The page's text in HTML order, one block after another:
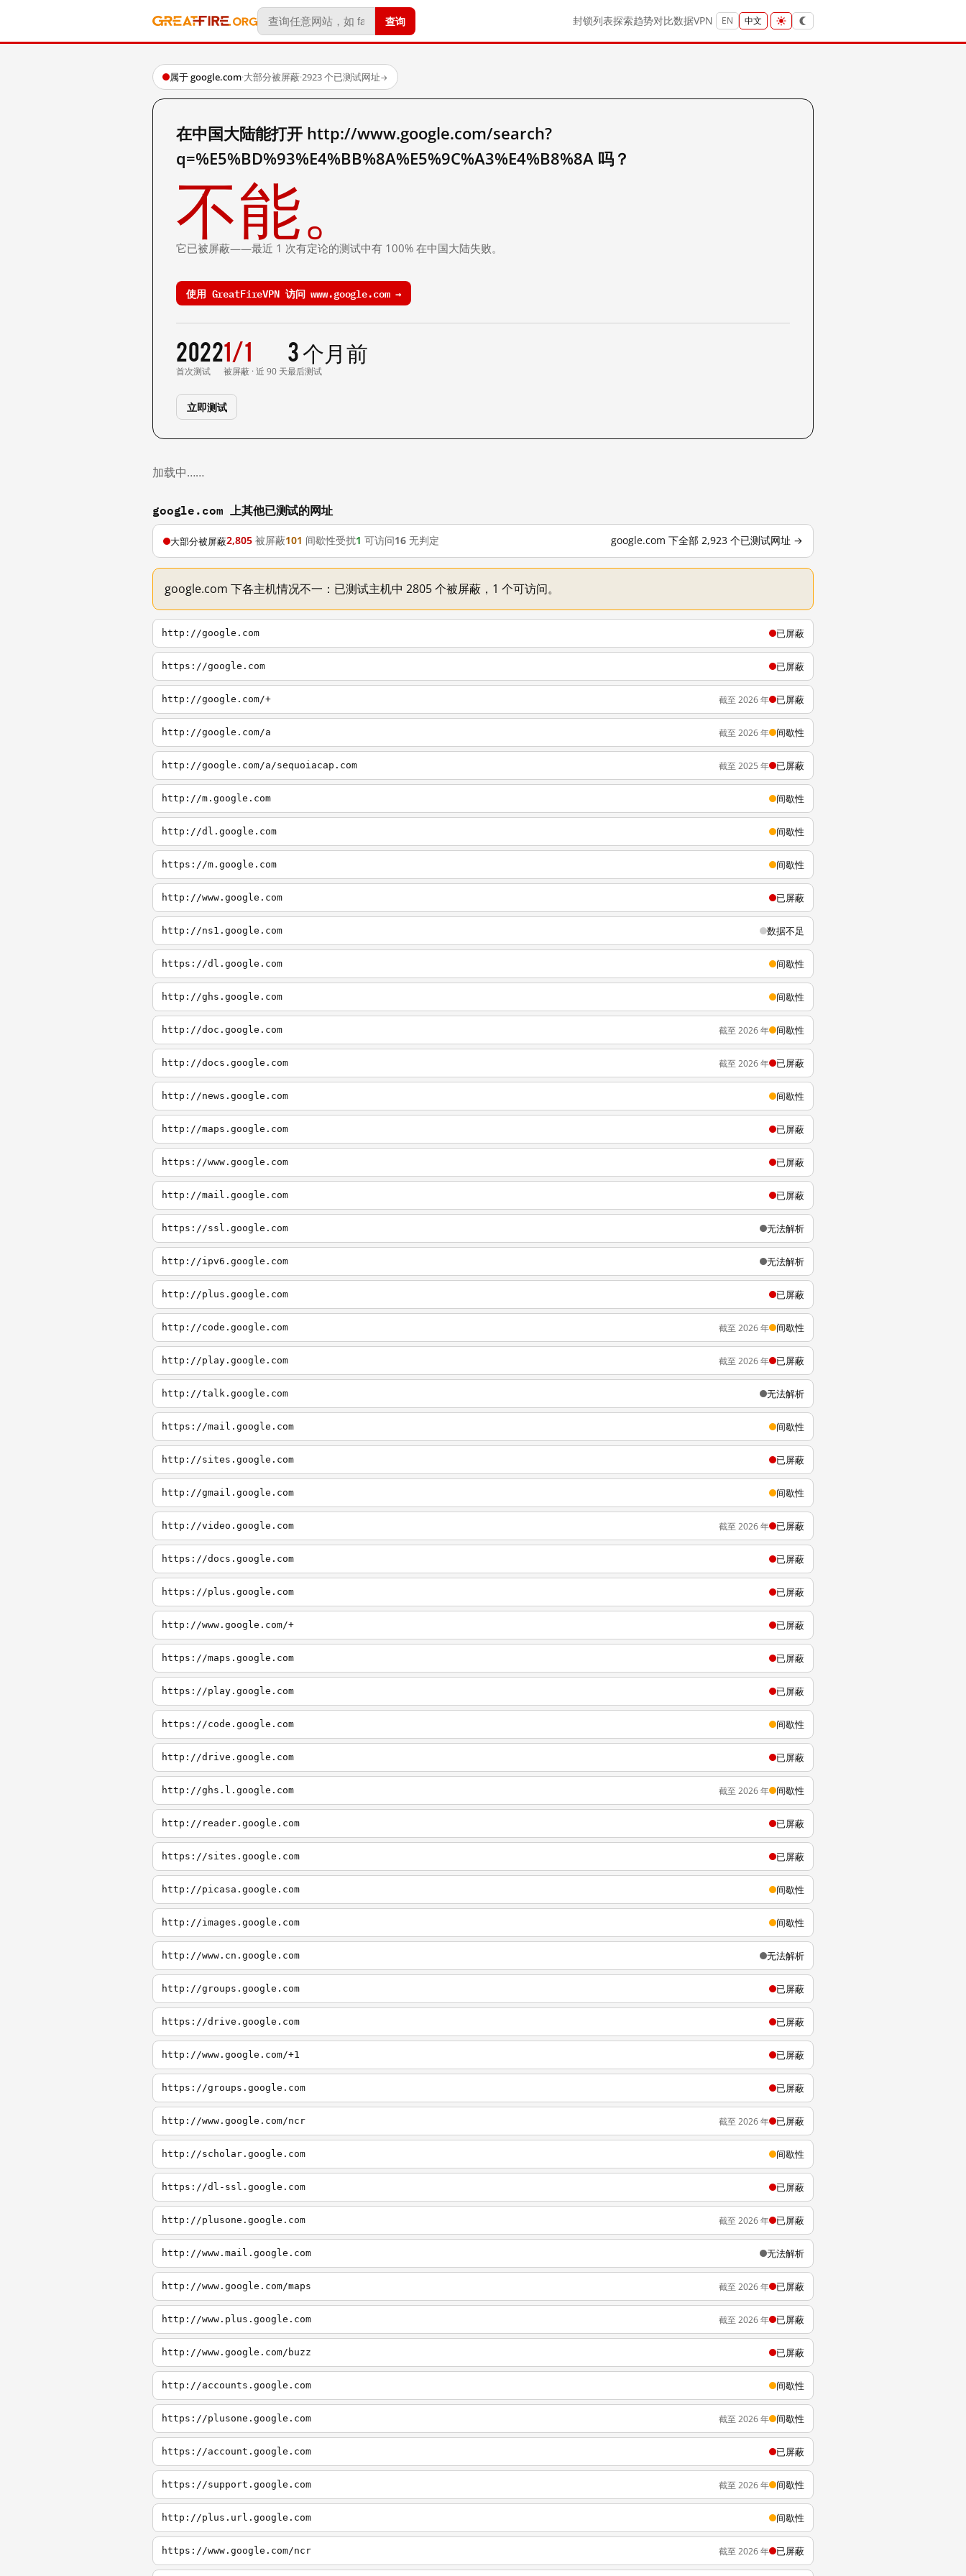
查询 封锁列表探索趋势对比数据VPN EN 中文
属于 google.com·大部分被屏蔽·2923 个已测试网址→
在中国大陆能打开 http://www.google.com/search?
q=%E5%BD%93%E4%BB%8A%E5%9C%A3%E4%B8%8A 吗？
不能。
它已被屏蔽——最近 1 次有定论的测试中有 100% 在中国大陆失败。
使用 GreatFireVPN 访问 www.google.com →
2022
首次测试
1/1
被屏蔽 · 近 90 天
3 个月前
最后测试
立即测试
加载中……
google.com 上其他已测试的网址
大部分被屏蔽2,805 被屏蔽101 间歇性受扰1 可访问16 无判定 google.com 下全部 2,923 个已测试网址 →
google.com 下各主机情况不一：已测试主机中 2805 个被屏蔽，1 个可访问。
http://google.com 已屏蔽
https://google.com 已屏蔽
http://google.com/+ 截至 2026 年 已屏蔽
http://google.com/a 截至 2026 年 间歇性
http://google.com/a/sequoiacap.com 截至 2025 年 已屏蔽
http://m.google.com 间歇性
http://dl.google.com 间歇性
https://m.google.com 间歇性
http://www.google.com 已屏蔽
http://ns1.google.com 数据不足
https://dl.google.com 间歇性
http://ghs.google.com 间歇性
http://doc.google.com 截至 2026 年 间歇性
http://docs.google.com 截至 2026 年 已屏蔽
http://news.google.com 间歇性
http://maps.google.com 已屏蔽
https://www.google.com 已屏蔽
http://mail.google.com 已屏蔽
https://ssl.google.com 无法解析
http://ipv6.google.com 无法解析
http://plus.google.com 已屏蔽
http://code.google.com 截至 2026 年 间歇性
http://play.google.com 截至 2026 年 已屏蔽
http://talk.google.com 无法解析
https://mail.google.com 间歇性
http://sites.google.com 已屏蔽
http://gmail.google.com 间歇性
http://video.google.com 截至 2026 年 已屏蔽
https://docs.google.com 已屏蔽
https://plus.google.com 已屏蔽
http://www.google.com/+ 已屏蔽
https://maps.google.com 已屏蔽
https://play.google.com 已屏蔽
https://code.google.com 间歇性
http://drive.google.com 已屏蔽
http://ghs.l.google.com 截至 2026 年 间歇性
http://reader.google.com 已屏蔽
https://sites.google.com 已屏蔽
http://picasa.google.com 间歇性
http://images.google.com 间歇性
http://www.cn.google.com 无法解析
http://groups.google.com 已屏蔽
https://drive.google.com 已屏蔽
http://www.google.com/+1 已屏蔽
https://groups.google.com 已屏蔽
http://www.google.com/ncr 截至 2026 年 已屏蔽
http://scholar.google.com 间歇性
https://dl-ssl.google.com 已屏蔽
http://plusone.google.com 截至 2026 年 已屏蔽
http://www.mail.google.com 无法解析
http://www.google.com/maps 截至 2026 年 已屏蔽
http://www.plus.google.com 截至 2026 年 已屏蔽
http://www.google.com/buzz 已屏蔽
http://accounts.google.com 间歇性
https://plusone.google.com 截至 2026 年 间歇性
https://account.google.com 已屏蔽
https://support.google.com 截至 2026 年 间歇性
http://plus.url.google.com 间歇性
https://www.google.com/ncr 截至 2026 年 已屏蔽